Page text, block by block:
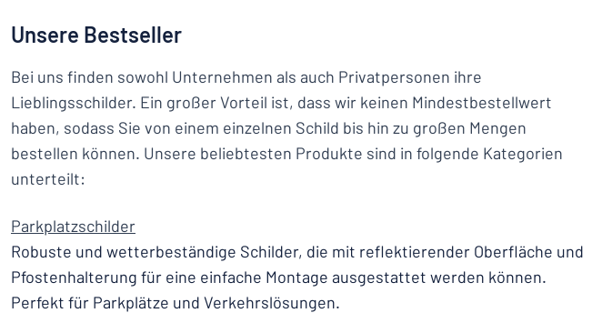
Unsere Bestseller
Bei uns finden sowohl Unternehmen als auch Privatpersonen ihre
Lieblingsschilder. Ein großer Vorteil ist, dass wir keinen Mindestbestellwert
haben, sodass Sie von einem einzelnen Schild bis hin zu großen Mengen
bestellen können. Unsere beliebtesten Produkte sind in folgende Kategorien
unterteilt:
Parkplatzschilder
Robuste und wetterbeständige Schilder, die mit reflektierender Oberfläche und
Pfostenhalterung für eine einfache Montage ausgestattet werden können.
Perfekt für Parkplätze und Verkehrslösungen.